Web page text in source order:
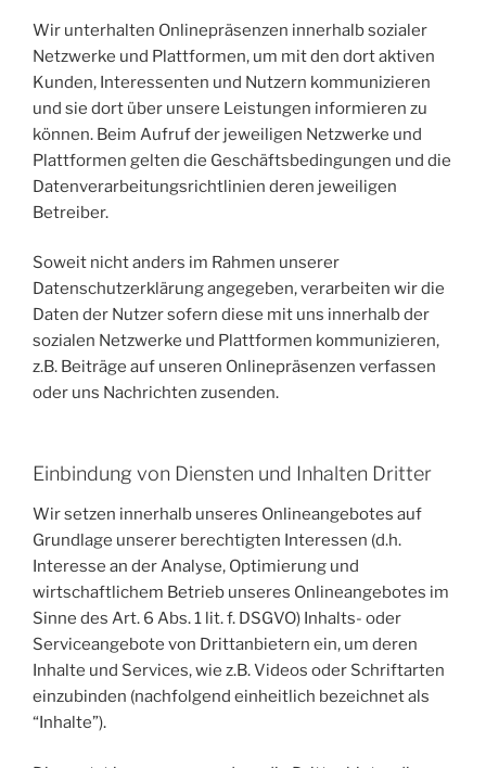
Wir unterhalten Onlinepräsenzen innerhalb sozialer
Netzwerke und Plattformen, um mit den dort aktiven
Kunden, Interessenten und Nutzern kommunizieren
und sie dort über unsere Leistungen informieren zu
können. Beim Aufruf der jeweiligen Netzwerke und
Plattformen gelten die Geschäftsbedingungen und die
Datenverarbeitungsrichtlinien deren jeweiligen
Betreiber.
Soweit nicht anders im Rahmen unserer
Datenschutzerklärung angegeben, verarbeiten wir die
Daten der Nutzer sofern diese mit uns innerhalb der
sozialen Netzwerke und Plattformen kommunizieren,
z.B. Beiträge auf unseren Onlinepräsenzen verfassen
oder uns Nachrichten zusenden.
Einbindung von Diensten und Inhalten Dritter
Wir setzen innerhalb unseres Onlineangebotes auf
Grundlage unserer berechtigten Interessen (d.h.
Interesse an der Analyse, Optimierung und
wirtschaftlichem Betrieb unseres Onlineangebotes im
Sinne des Art. 6 Abs. 1 lit. f. DSGVO) Inhalts- oder
Serviceangebote von Drittanbietern ein, um deren
Inhalte und Services, wie z.B. Videos oder Schriftarten
einzubinden (nachfolgend einheitlich bezeichnet als
“Inhalte”).